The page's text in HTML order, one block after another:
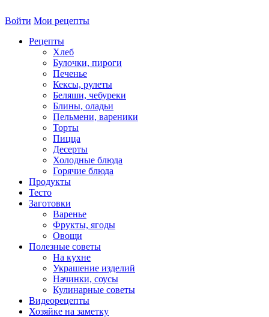
Войти Мои рецепты
Рецепты
Хлеб
Булочки, пироги
Печенье
Кексы, рулеты
Беляши, чебуреки
Блины, оладьи
Пельмени, вареники
Торты
Пицца
Десерты
Холодные блюда
Горячие блюда
Продукты
Тесто
Заготовки
Варенье
Фрукты, ягоды
Овощи
Полезные советы
На кухне
Украшение изделий
Начинки, соусы
Кулинарные советы
Видеорецепты
Хозяйке на заметку